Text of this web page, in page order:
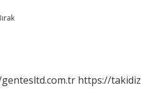
https://